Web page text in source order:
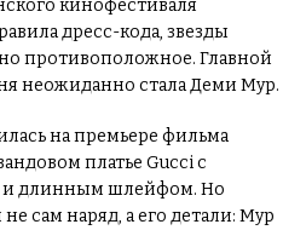
кинофестиваля
дресс-кода, звезды
противоположное. Главной
неожиданно стала Деми Мур.
на премьере фильма
платье Gucci с
и длинным шлейфом. Но
сам наряд, а его детали: Мур